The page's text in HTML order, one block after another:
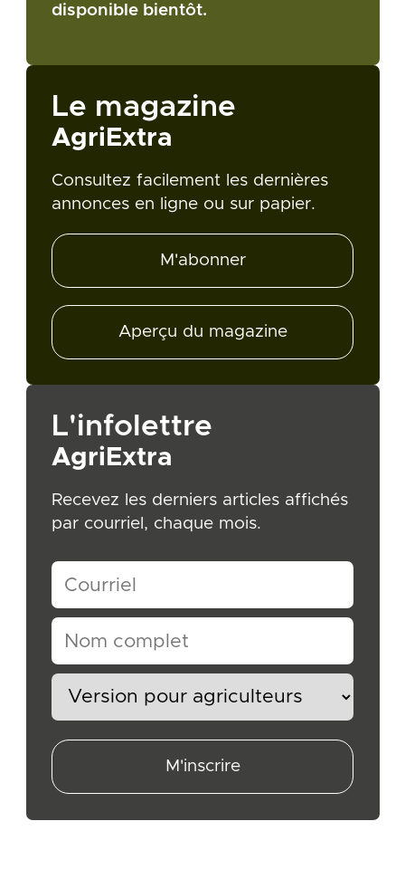
disponible bientôt.
Le magazine
AgriExtra
Consultez facilement les dernières
annonces en ligne ou sur papier.
M'abonner
Aperçu du magazine
L'infolettre
AgriExtra
Recevez les derniers articles affichés
par courriel, chaque mois.
M'inscrire